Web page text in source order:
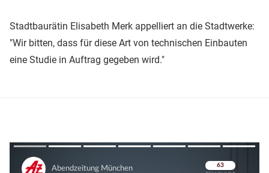
Stadtbaurätin Elisabeth Merk appelliert an die Stadtwerke:
"Wir bitten, dass für diese Art von technischen Einbauten
eine Studie in Auftrag gegeben wird."